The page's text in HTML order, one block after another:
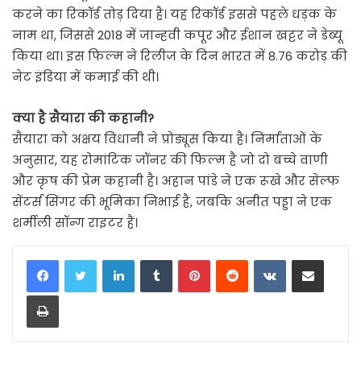
करने का रिकॉर्ड तोड़ दिया है। यह रिकॉर्ड इससे पहले धड़क के
नाम था, जिससे 2018 में जान्हवी कपूर और ईशान खट्टर ने डेब्यू
किया था। इस फिल्म ने रिलीज के दिन भारत में 8.76 करोड़ की
नेट इंडिया में कमाई की थी।
क्या है सैयारा की कहानी?
सैयारा को अक्षय विधानी ने प्रोड्यूस किया है। निर्माताओं के
अनुसार, यह रोमांटिक जॉनर की फिल्म है जो दो बच्चे वाणी
और कृष की प्रेम कहानी है। अहान पांडे ने एक रूखे और सेल्फ
सेंटर्स सिंगर की भूमिका निभाई है, जबकि अनीत पड्डा ने एक
शर्मीली सॉन्ग राइटर हैं।
LinkedInTumblrPinterestReddit VKontakteShare via Email
Print